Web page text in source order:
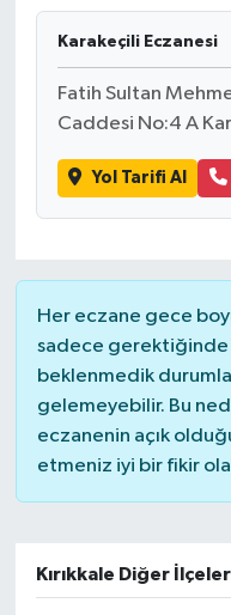
Karakeçili Eczanesi
Fatih Sultan
Caddesi No:4 A
Yol Tarifi Al
Her eczane gece
sadece gerektiğinde
beklenmedik
gelemeyebilir. Bu
eczanenin açık
etmeniz iyi bir fikir
Kırıkkale Diğer İlçeler